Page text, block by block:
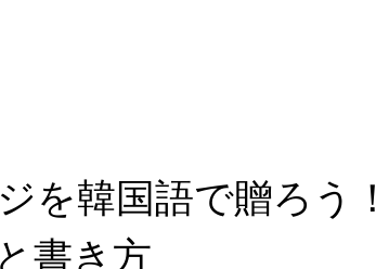
を韓国語で贈ろう！
書き方